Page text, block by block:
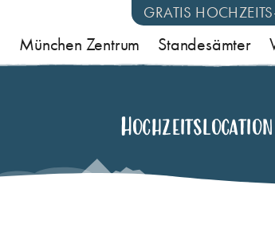
GRATIS
München Zentrum Standesämter